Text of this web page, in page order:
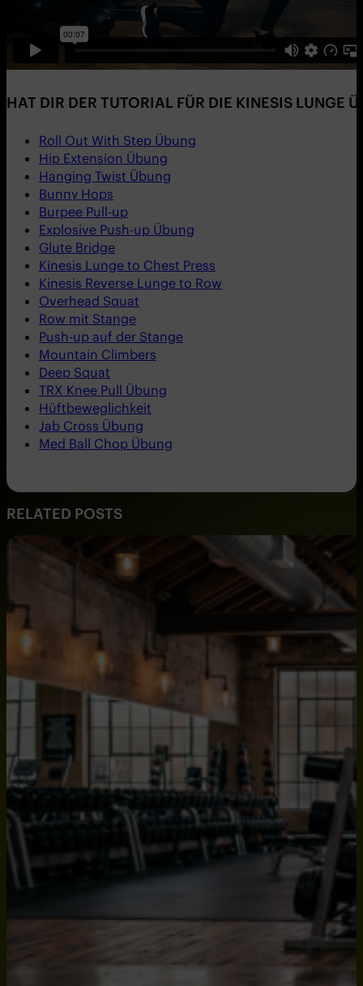
HAT DIR DER TUTORIAL FÜR DIE KINESIS LUNGE
Roll Out With Step Übung
Hip Extension Übung
Hanging Twist Übung
Bunny Hops
Burpee Pull-up
Explosive Push-up Übung
Glute Bridge
Kinesis Lunge to Chest Press
Kinesis Reverse Lunge to Row
Overhead Squat
Row mit Stange
Push-up auf der Stange
Mountain Climbers
Deep Squat
TRX Knee Pull Übung
Hüftbeweglichkeit
Jab Cross Übung
Med Ball Chop Übung
RELATED POSTS